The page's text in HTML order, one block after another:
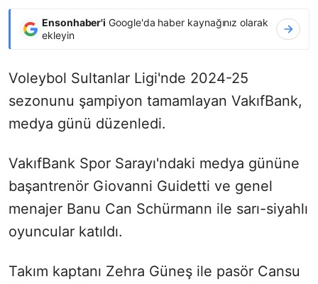
Ensonhaber'i Google'da haber kaynağınız olarak
ekleyin
Voleybol Sultanlar Ligi'nde 2024-25
sezonunu şampiyon tamamlayan VakıfBank,
medya günü düzenledi.
VakıfBank Spor Sarayı'ndaki medya gününe
başantrenör Giovanni Guidetti ve genel
menajer Banu Can Schürmann ile sarı-siyahlı
oyuncular katıldı.
Takım kaptanı Zehra Güneş ile pasör Cansu